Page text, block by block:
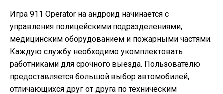
Игра 911 Operator на андроид начинается с
управления полицейскими подразделениями,
медицинским оборудованием и пожарными частями.
Каждую службу необходимо укомплектовать
работниками для срочного выезда. Пользователю
предоставляется большой выбор автомобилей,
отличающихся друг от друга по техническим